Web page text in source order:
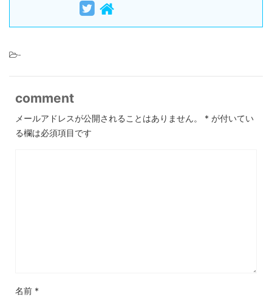
-
comment
メールアドレスが公開されることはありません。 * が付いてい
る欄は必須項目です
名前 *